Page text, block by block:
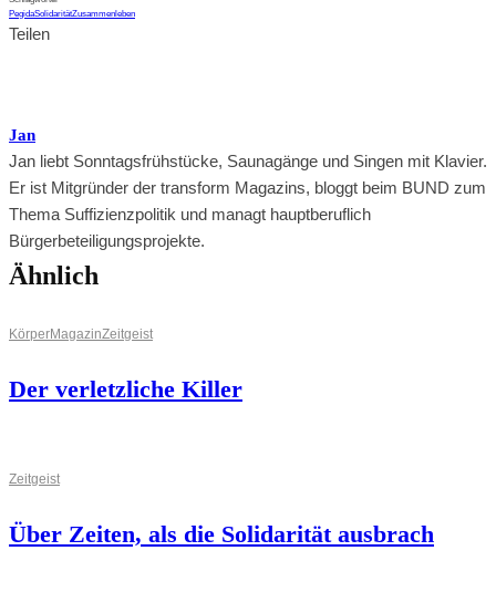
PegidaSolidaritätZusammenleben
Teilen
Jan
Jan liebt Sonntagsfrühstücke, Saunagänge und Singen mit Klavier.
Er ist Mitgründer der transform Magazins, bloggt beim BUND zum
Thema Suffizienzpolitik und managt hauptberuflich
Bürgerbeteiligungsprojekte.
Ähnlich
KörperMagazinZeitgeist
Der verletzliche Killer
Zeitgeist
Über Zeiten, als die Solidarität ausbrach